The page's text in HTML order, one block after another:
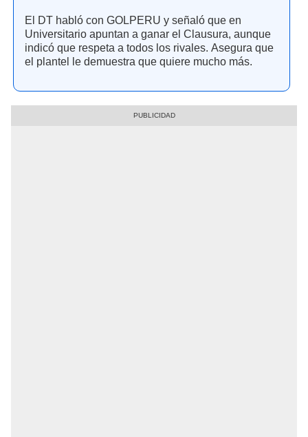
El DT habló con GOLPERU y señaló que en
Universitario apuntan a ganar el Clausura, aunque
indicó que respeta a todos los rivales. Asegura que
el plantel le demuestra que quiere mucho más.